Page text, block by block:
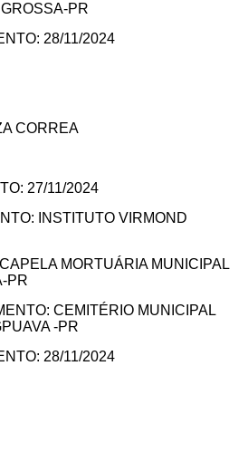
PR
28/11/2024
CORREA
27/11/2024
INSTITUTO VIRMOND
MORTUÁRIA MUNICIPAL
PR
CEMITÉRIO MUNICIPAL
-PR
28/11/2024